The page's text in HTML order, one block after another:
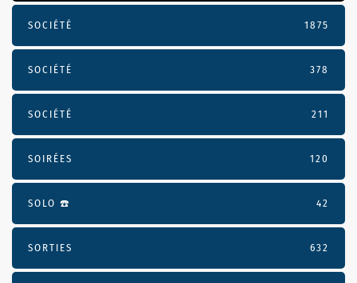
SOCIÉTÉ 1875
SOCIÉTÉ 378
SOCIÉTÉ 211
SOIRÉES 120
SOLO ☎️ 42
SORTIES 632